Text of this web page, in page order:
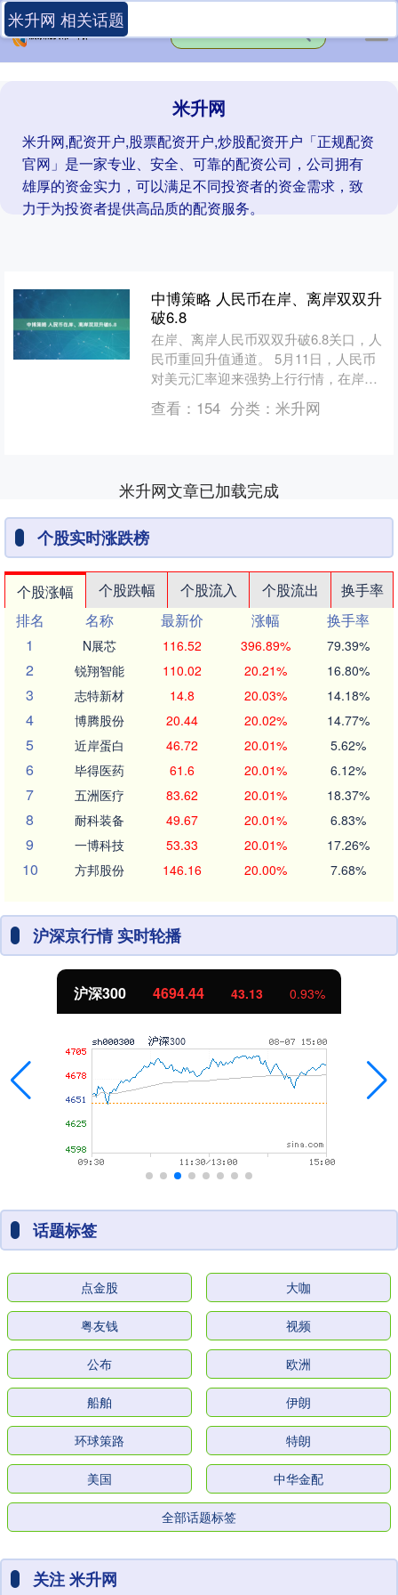
米升网
米升网,配资开户,股票配资开户,炒股配资开户「正规配资
官网」是一家专业、安全、可靠的配资公司，公司拥有
雄厚的资金实力，可以满足不同投资者的资金需求，致
力于为投资者提供高品质的配资服务。
米升网 相关话题
中博策略 人民币在岸、离岸双双升
破6.8
在岸、离岸人民币双双升破6.8关口，人
民币重回升值通道。 5月11日，人民币
对美元汇率迎来强势上行行情，在岸、
离岸人民币双双走强。其中，在岸人民
币对美元开盘微涨....
查看： 154 分类： 米升网
米升网文章已加载完成
个股实时涨跌榜
个股涨幅 个股跌幅 个股流入 个股流出
换手率
排名
名称 最新价 涨幅
换手率
1
N展芯 116.52 396.89% 79.39%
2 锐翔智能 110.02 20.21% 16.80%
3 志特新材 14.8 20.03% 14.18%
4 博腾股份 20.44 20.02% 14.77%
5 近岸蛋白 46.72 20.01% 5.62%
6 毕得医药 61.6 20.01% 6.12%
7 五洲医疗 83.62 20.01% 18.37%
8 耐科装备 49.67 20.01% 6.83%
9 一博科技 53.33 20.01% 17.26%
10 方邦股份 146.16 20.00% 7.68%
沪深京行情 实时轮播
沪深300 4694.44 43.13 0.93%
话题标签
点金股 大咖
粤友钱 视频
公布 欧洲
船舶 伊朗
环球策路 特朗
美国 中华金配
全部话题标签
关注 米升网